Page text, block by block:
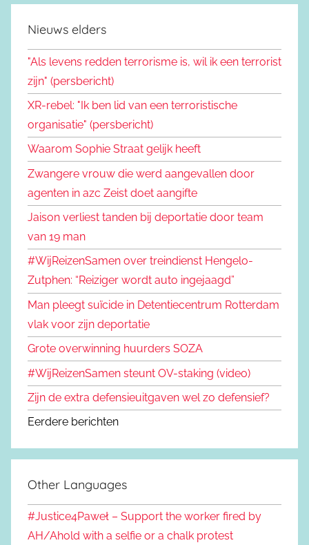
Nieuws elders
"Als levens redden terrorisme is, wil ik een terrorist
zijn" (persbericht)
XR-rebel: "Ik ben lid van een terroristische
organisatie" (persbericht)
Waarom Sophie Straat gelijk heeft
Zwangere vrouw die werd aangevallen door
agenten in azc Zeist doet aangifte
Jaison verliest tanden bij deportatie door team
van 19 man
#WijReizenSamen over treindienst Hengelo-
Zutphen: “Reiziger wordt auto ingejaagd”
Man pleegt suïcide in Detentiecentrum Rotterdam
vlak voor zijn deportatie
Grote overwinning huurders SOZA
#WijReizenSamen steunt OV-staking (video)
Zijn de extra defensieuitgaven wel zo defensief?
Eerdere berichten
Other Languages
#Justice4Paweł – Support the worker fired by
AH/Ahold with a selfie or a chalk protest